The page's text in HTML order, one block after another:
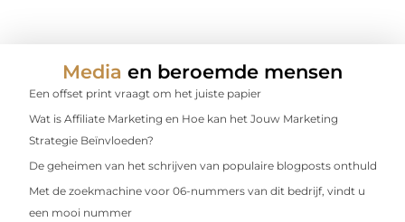
Media en beroemde mensen
Een offset print vraagt om het juiste papier
Wat is Affiliate Marketing en Hoe kan het Jouw Marketing
Strategie Beïnvloeden?
De geheimen van het schrijven van populaire blogposts onthuld
Met de zoekmachine voor 06-nummers van dit bedrijf, vindt u
een mooi nummer